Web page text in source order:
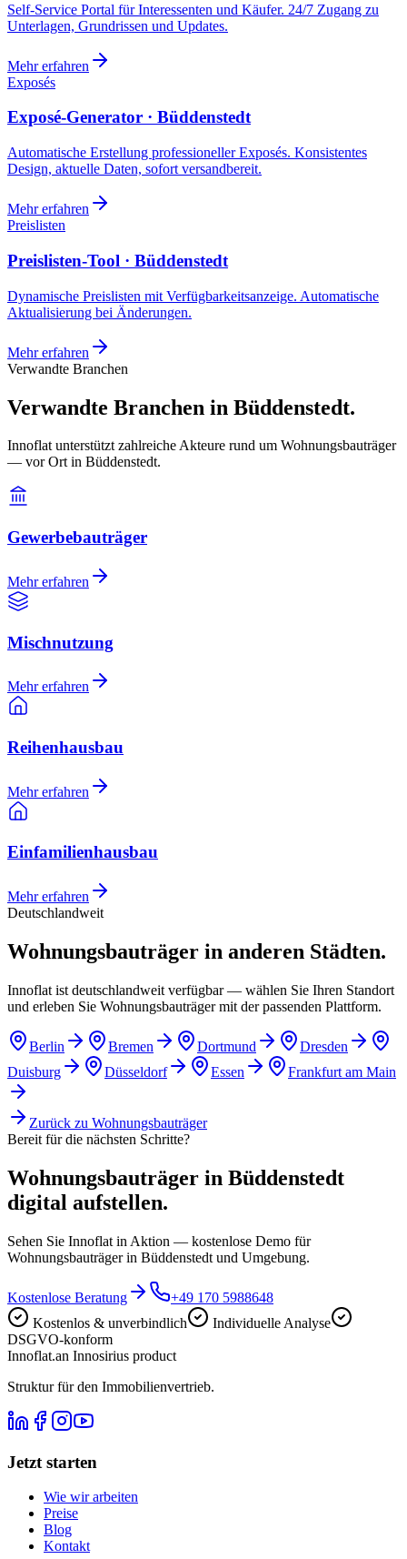
Self-Service Portal für Interessenten und Käufer. 24/7 Zugang zu
Unterlagen, Grundrissen und Updates.
Mehr erfahren
Exposés
Exposé-Generator · Büddenstedt
Automatische Erstellung professioneller Exposés. Konsistentes
Design, aktuelle Daten, sofort versandbereit.
Mehr erfahren
Preislisten
Preislisten-Tool · Büddenstedt
Dynamische Preislisten mit Verfügbarkeitsanzeige. Automatische
Aktualisierung bei Änderungen.
Mehr erfahren
Verwandte Branchen
Verwandte Branchen in Büddenstedt.
Innoflat unterstützt zahlreiche Akteure rund um Wohnungsbauträger
— vor Ort in Büddenstedt.
Gewerbebauträger
Mehr erfahren
Mischnutzung
Mehr erfahren
Reihenhausbau
Mehr erfahren
Einfamilienhausbau
Mehr erfahren
Deutschlandweit
Wohnungsbauträger in anderen Städten.
Innoflat ist deutschlandweit verfügbar — wählen Sie Ihren Standort
und erleben Sie Wohnungsbauträger mit der passenden Plattform.
Berlin Bremen Dortmund
Dresden
Duisburg
Düsseldorf Essen Frankfurt am Main
Zurück zu Wohnungsbauträger
Bereit für die nächsten Schritte?
Wohnungsbauträger in Büddenstedt
digital aufstellen.
Sehen Sie Innoflat in Aktion — kostenlose Demo für
Wohnungsbauträger in Büddenstedt und Umgebung.
Kostenlose Beratung
+49 170 5988648
Kostenlos & unverbindlich
Individuelle Analyse
DSGVO-konform
Innoflat.an Innosirius product
Struktur für den Immobilienvertrieb.
Jetzt starten
Wie wir arbeiten
Preise
Blog
Kontakt